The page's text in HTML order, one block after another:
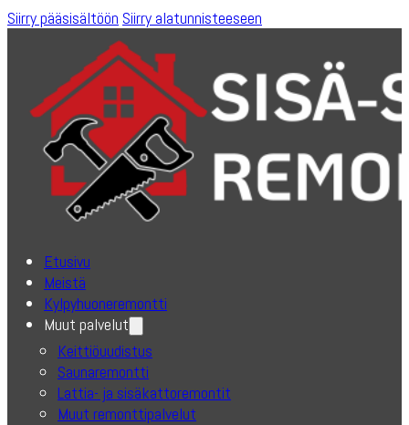
Siirry pääsisältöön Siirry alatunnisteeseen
Etusivu
Meistä
Kylpyhuoneremontti
Muut palvelut
Keittiöuudistus
Saunaremontti
Lattia- ja sisäkattoremontit
Muut remonttipalvelut